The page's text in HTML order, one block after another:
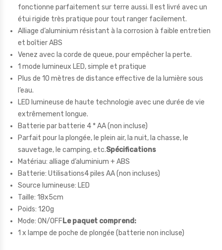
fonctionne parfaitement sur terre aussi. Il est livré avec un
étui rigide très pratique pour tout ranger facilement.
Alliage d’aluminium résistant à la corrosion à faible entretien
et boîtier ABS
Venez avec la corde de queue, pour empêcher la perte.
1 mode lumineux LED, simple et pratique
Plus de 10 mètres de distance effective de la lumière sous
l’eau.
LED lumineuse de haute technologie avec une durée de vie
extrêmement longue.
Batterie par batterie 4 * AA (non incluse)
Parfait pour la plongée, le plein air, la nuit, la chasse, le
sauvetage, le camping, etc.Spécifications
Matériau: alliage d’aluminium + ABS
Batterie: Utilisations4 piles AA (non incluses)
Source lumineuse: LED
Taille: 18x5cm
Poids: 120g
Mode: ON/OFF Le paquet comprend:
1 x lampe de poche de plongée (batterie non incluse)